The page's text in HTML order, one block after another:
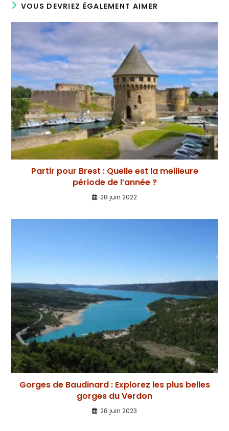
VOUS DEVRIEZ ÉGALEMENT AIMER
Partir pour Brest : Quelle est la meilleure
période de l’année ?
28 juin 2022
Gorges de Baudinard : Explorez les plus belles
gorges du Verdon
28 juin 2023